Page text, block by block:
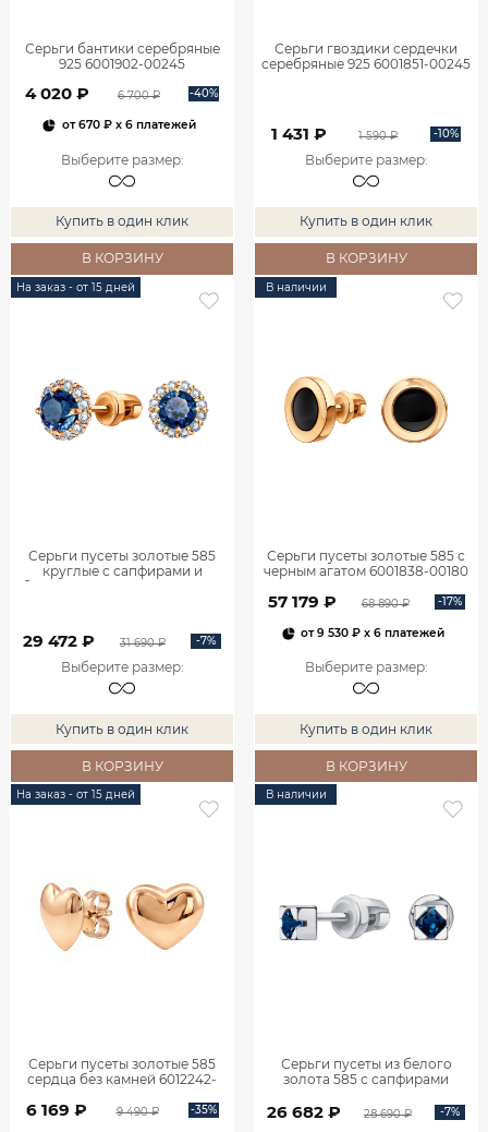
Серьги бантики серебряные
925 6001902-00245
4 020 ₽ 6 700 ₽ -40%
от670 ₽x 6 платежей
Выберите размер:
Купить в один клик
В КОРЗИНУ
Серьги гвоздики сердечки
серебряные 925 6001851-00245
1 431 ₽ 1 590 ₽ -10%
Выберите размер:
Купить в один клик
В КОРЗИНУ
На заказ - от 15 дней
Серьги пусеты золотые 585
круглые с сапфирами и
бриллиантами 6001145-02430
29 472 ₽ 31 690 ₽ -7%
Выберите размер:
Купить в один клик
В КОРЗИНУ
В наличии
Серьги пусеты золотые 585 с
черным агатом 6001838-00180
57 179 ₽ 68 890 ₽ -17%
от9 530 ₽ x 6 платежей
Выберите размер:
Купить в один клик
В КОРЗИНУ
На заказ - от 15 дней
Серьги пусеты золотые 585
сердца без камней 6012242-
6 169 ₽ 9 490 ₽ -35%
В наличии
Серьги пусеты из белого
золота 585 с сапфирами
26 682 ₽ 28 690 ₽ -7%